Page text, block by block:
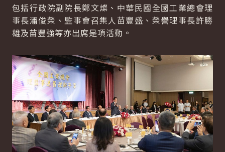
包括行政院副院長鄭文燦、中華民國全國工業總會理
事長潘俊榮、監事會召集人苗豐盛、榮譽理事長許勝
雄及苗豐強等亦出席是項活動。